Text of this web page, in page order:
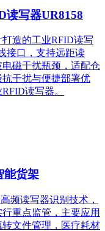
读写器UR8158
打造的工业RFID读写
接口，支持远距读
磁干扰瓶颈，适配仓
干扰与便捷部署优
读写器。
能货架
频读写器识别技术，
重点监管，主要应用
文件管理，医疗耗材